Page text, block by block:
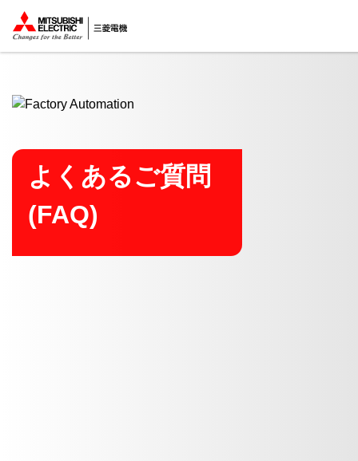
ここから本文
よくあるご質問
(FAQ)